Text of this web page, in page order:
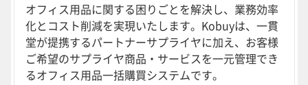
オフィス用品に関する困りごとを解決し、業務効率
化とコスト削減を実現いたします。Kobuyは、一貫
堂が提携するパートナーサプライヤに加え、お客様
ご希望のサプライヤ商品・サービスを一元管理でき
るオフィス用品一括購買システムです。